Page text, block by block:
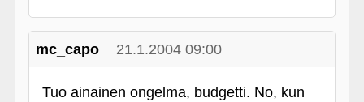
mc_capo 21.1.2004 09:00
Tuo ainainen ongelma, budgetti. No, kun